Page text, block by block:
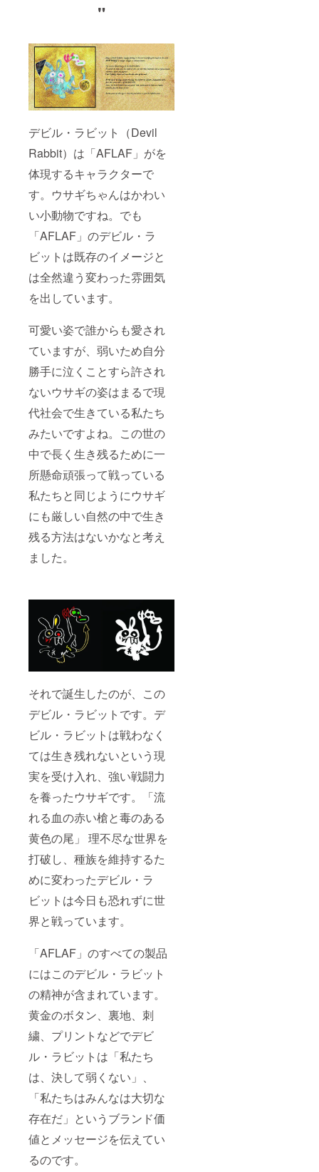
"
デビル・ラビット（Devil
Rabbit）は「AFLAF」がを
体現するキャラクターで
す。ウサギちゃんはかわい
い小動物ですね。でも
「AFLAF」のデビル・ラ
ビットは既存のイメージと
は全然違う変わった雰囲気
を出しています。
可愛い姿で誰からも愛され
ていますが、弱いため自分
勝手に泣くことすら許され
ないウサギの姿はまるで現
代社会で生きている私たち
みたいですよね。この世の
中で長く生き残るために一
所懸命頑張って戦っている
私たちと同じようにウサギ
にも厳しい自然の中で生き
残る方法はないかなと考え
ました。
それで誕生したのが、この
デビル・ラビットです。デ
ビル・ラビットは戦わなく
ては生き残れないという現
実を受け入れ、強い戦闘力
を養ったウサギです。「流
れる血の赤い槍と毒のある
黄色の尾」 理不尽な世界を
打破し、種族を維持するた
めに変わったデビル・ラ
ビットは今日も恐れずに世
界と戦っています。
「AFLAF」のすべての製品
にはこのデビル・ラビット
の精神が含まれています。
黄金のボタン、裏地、刺
繍、プリントなどでデビ
ル・ラビットは「私たち
は、決して弱くない」、
「私たちはみんなは大切な
存在だ」というブランド価
値とメッセージを伝えてい
るのです。